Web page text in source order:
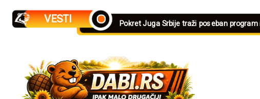
VESTI Pokret Juga Srbije traži poseban